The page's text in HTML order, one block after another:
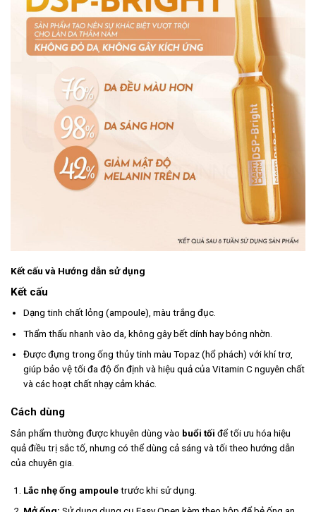
Kết cấu và Hướng dẫn sử dụng
Kết cấu
Dạng tinh chất lỏng (ampoule), màu trắng đục.
Thẩm thấu nhanh vào da, không gây bết dính hay bóng nhờn.
Được đựng trong ống thủy tinh màu Topaz (hổ phách) với khí trơ,
giúp bảo vệ tối đa độ ổn định và hiệu quả của Vitamin C nguyên chất
và các hoạt chất nhạy cảm khác.
Cách dùng
Sản phẩm thường được khuyên dùng vào buổi tối để tối ưu hóa hiệu
quả điều trị sắc tố, nhưng có thể dùng cả sáng và tối theo hướng dẫn
của chuyên gia.
Lắc nhẹ ống ampouletrước khi sử dụng.